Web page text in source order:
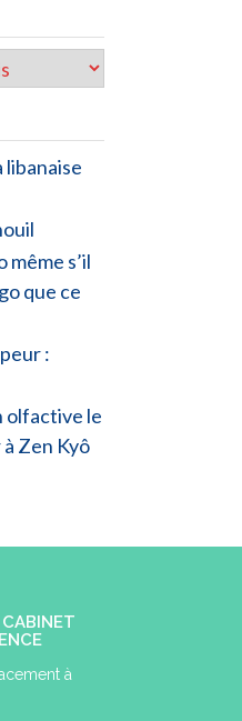
libanaise
même s’il
que ce
:
olfactive le
Zen Kyô
à